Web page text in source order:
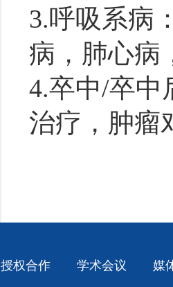
3.呼吸系病
病，肺心病
4.卒中/卒中
治疗，肿瘤
授权合作 学术会议 媒